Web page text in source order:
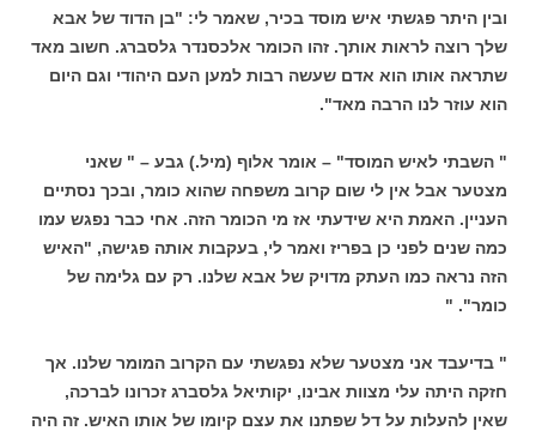
ובין היתר פגשתי איש מוסד בכיר, שאמר לי: "בן הדוד של אבא
שלך רוצה לראות אותך. זהו הכומר אלכסנדר גלסברג. חשוב מאד
שתראה אותו הוא אדם שעשה רבות למען העם היהודי וגם היום
הוא עוזר לנו הרבה מאד".
" השבתי לאיש המוסד" – אומר אלוף (מיל.) גבע – " שאני
מצטער אבל אין לי שום קרוב משפחה שהוא כומר, ובכך נסתיים
העניין. האמת היא שידעתי אז מי הכומר הזה. אחי כבר נפגש עמו
כמה שנים לפני כן בפריז ואמר לי, בעקבות אותה פגישה, "האיש
הזה נראה כמו העתק מדויק של אבא שלנו. רק עם גלימה של
כומר". "
" בדיעבד אני מצטער שלא נפגשתי עם הקרוב המומר שלנו. אך
חזקה היתה עלי מצוות אבינו, יקותיאל גלסברג זכרונו לברכה,
שאין להעלות על דל שפתנו את עצם קיומו של אותו האיש. זה היה